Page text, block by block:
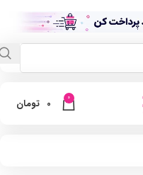
0
0 تومان